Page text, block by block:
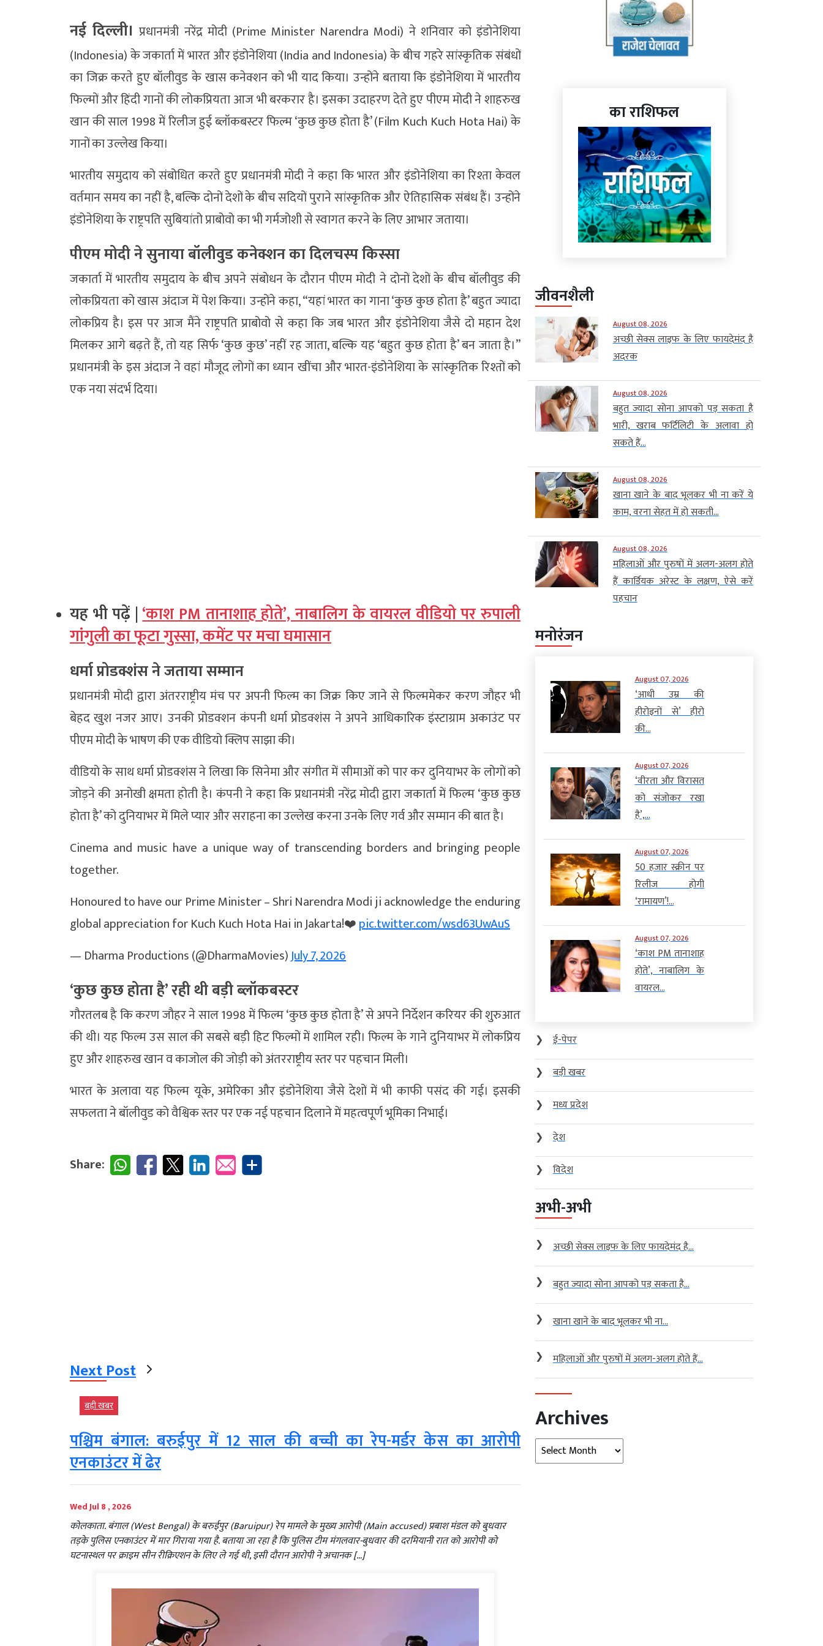
नई दिल्ली। प्रधानमंत्री नरेंद्र मोदी (Prime Minister Narendra Modi) ने शनिवार को इंडोनेशिया
(Indonesia) के जकार्ता में भारत और इंडोनेशिया (India and Indonesia) के बीच गहरे सांस्कृतिक संबंधों
का जिक्र करते हुए बॉलीवुड के खास कनेक्शन को भी याद किया। उन्होंने बताया कि इंडोनेशिया में भारतीय
फिल्मों और हिंदी गानों की लोकप्रियता आज भी बरकरार है। इसका उदाहरण देते हुए पीएम मोदी ने शाहरुख
खान की साल 1998 में रिलीज हुई ब्लॉकबस्टर फिल्म ‘कुछ कुछ होता है’ (Film Kuch Kuch Hota Hai) के
गानों का उल्लेख किया।
भारतीय समुदाय को संबोधित करते हुए प्रधानमंत्री मोदी ने कहा कि भारत और इंडोनेशिया का रिश्ता केवल
वर्तमान समय का नहीं है, बल्कि दोनों देशों के बीच सदियों पुराने सांस्कृतिक और ऐतिहासिक संबंध हैं। उन्होंने
इंडोनेशिया के राष्ट्रपति सुबियांतो प्राबोवो का भी गर्मजोशी से स्वागत करने के लिए आभार जताया।
पीएम मोदी ने सुनाया बॉलीवुड कनेक्शन का दिलचस्प किस्सा
जकार्ता में भारतीय समुदाय के बीच अपने संबोधन के दौरान पीएम मोदी ने दोनों देशों के बीच बॉलीवुड की
लोकप्रियता को खास अंदाज में पेश किया। उन्होंने कहा, “यहां भारत का गाना ‘कुछ कुछ होता है’ बहुत ज्यादा
लोकप्रिय है। इस पर आज मैंने राष्ट्रपति प्राबोवो से कहा कि जब भारत और इंडोनेशिया जैसे दो महान देश
मिलकर आगे बढ़ते हैं, तो यह सिर्फ ‘कुछ कुछ’ नहीं रह जाता, बल्कि यह ‘बहुत कुछ होता है’ बन जाता है।”
प्रधानमंत्री के इस अंदाज ने वहां मौजूद लोगों का ध्यान खींचा और भारत-इंडोनेशिया के सांस्कृतिक रिश्तों को
एक नया संदर्भ दिया।
यह भी पढ़ें |‘काश PM तानाशाह होते’, नाबालिग के वायरल वीडियो पर रुपाली
गांगुली का फूटा गुस्सा, कमेंट पर मचा घमासान
धर्मा प्रोडक्शंस ने जताया सम्मान
प्रधानमंत्री मोदी द्वारा अंतरराष्ट्रीय मंच पर अपनी फिल्म का जिक्र किए जाने से फिल्ममेकर करण जौहर भी
बेहद खुश नजर आए। उनकी प्रोडक्शन कंपनी धर्मा प्रोडक्शंस ने अपने आधिकारिक इंस्टाग्राम अकाउंट पर
पीएम मोदी के भाषण की एक वीडियो क्लिप साझा की।
वीडियो के साथ धर्मा प्रोडक्शंस ने लिखा कि सिनेमा और संगीत में सीमाओं को पार कर दुनियाभर के लोगों को
जोड़ने की अनोखी क्षमता होती है। कंपनी ने कहा कि प्रधानमंत्री नरेंद्र मोदी द्वारा जकार्ता में फिल्म ‘कुछ कुछ
होता है’ को दुनियाभर में मिले प्यार और सराहना का उल्लेख करना उनके लिए गर्व और सम्मान की बात है।
Cinema and music have a unique way of transcending borders and bringing people
together.
Honoured to have our Prime Minister – Shri Narendra Modi ji acknowledge the enduring
global appreciation for Kuch Kuch Hota Hai in Jakarta!❤️pic.twitter.com/wsd63UwAuS
— Dharma Productions (@DharmaMovies)July 7, 2026
‘कुछ कुछ होता है’ रही थी बड़ी ब्लॉकबस्टर
गौरतलब है कि करण जौहर ने साल 1998 में फिल्म ‘कुछ कुछ होता है’ से अपने निर्देशन करियर की शुरुआत
की थी। यह फिल्म उस साल की सबसे बड़ी हिट फिल्मों में शामिल रही। फिल्म के गाने दुनियाभर में लोकप्रिय
हुए और शाहरुख खान व काजोल की जोड़ी को अंतरराष्ट्रीय स्तर पर पहचान मिली।
भारत के अलावा यह फिल्म यूके, अमेरिका और इंडोनेशिया जैसे देशों में भी काफी पसंद की गई। इसकी
सफलता ने बॉलीवुड को वैश्विक स्तर पर एक नई पहचान दिलाने में महत्वपूर्ण भूमिका निभाई।
Share:
Next Post
बड़ी खबर
पश्चिम बंगाल: बरुईपुर में 12 साल की बच्ची का रेप-मर्डर केस का आरोपी
एनकाउंटर में ढेर
Wed Jul 8 , 2026
कोलकाता. बंगाल (West Bengal) के बरुईपुर (Baruipur) रेप मामले के मुख्य आरोपी (Main accused) प्रबाश मंडल को बुधवार
तड़के पुलिस एनकाउंटर में मार गिराया गया है. बताया जा रहा है कि पुलिस टीम मंगलवार-बुधवार की दरमियानी रात को आरोपी को
घटनास्थल पर क्राइम सीन रीक्रिएशन के लिए ले गई थी, इसी दौरान आरोपी ने अचानक […]
का राशिफल
जीवनशैली
August 08, 2026
अच्छी सेक्स लाइफ के लिए फायदेमंद है
अदरक
August 08, 2026
बहुत ज्यादा सोना आपको पड़ सकता है
भारी, खराब फर्टिलिटी के अलावा हो
सकते हैं...
August 08, 2026
खाना खाने के बाद भूलकर भी ना करें ये
काम, वरना सेहत में हो सकती...
August 08, 2026
महिलाओं और पुरुषों में अलग-अलग होते
हैं कार्डियक अरेस्ट के लक्षण, ऐसे करें
पहचान
मनोरंजन
August 07, 2026
‘आधी उम्र की
हीरोइनों से’ हीरो
की...
August 07, 2026
‘वीरता और विरासत
को संजोकर रखा
है’,...
August 07, 2026
50 हजार स्क्रीन पर
रिलीज होगी
‘रामायण’!...
August 07, 2026
‘काश PM तानाशाह
होते’, नाबालिग के
वायरल...
❯
ई-पेपर
❯
बड़ी खबर
❯
मध्य प्रदेश
❯
देश
❯
विदेश
अभी-अभी
❯ अच्छी सेक्स लाइफ के लिए फायदेमंद है...
❯ बहुत ज्यादा सोना आपको पड़ सकता है...
❯ खाना खाने के बाद भूलकर भी ना...
❯ महिलाओं और पुरुषों में अलग-अलग होते हैं...
Archives
Archives